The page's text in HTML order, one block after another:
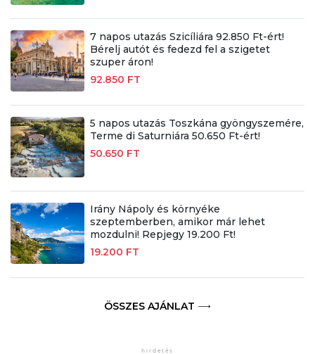
7 napos utazás Szicíliára 92.850 Ft-ért!
Bérelj autót és fedezd fel a szigetet
szuper áron!
92.850 FT
5 napos utazás Toszkána gyöngyszemére,
Terme di Saturniára 50.650 Ft-ért!
50.650 FT
Irány Nápoly és környéke
szeptemberben, amikor már lehet
mozdulni! Repjegy 19.200 Ft!
19.200 FT
ÖSSZES AJÁNLAT